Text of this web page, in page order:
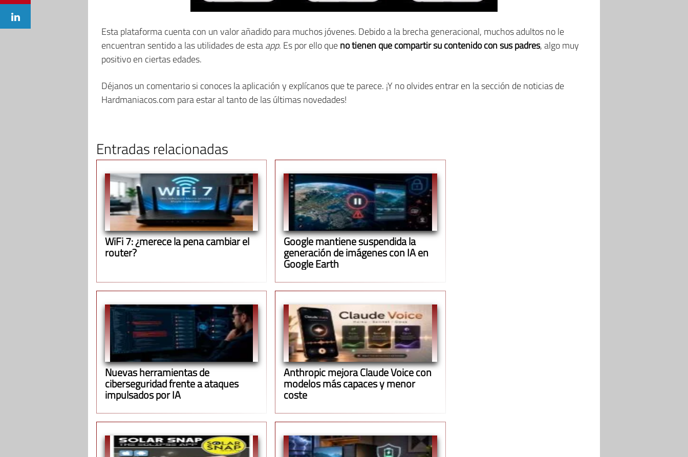
Esta plataforma cuenta con un valor añadido para muchos jóvenes. Debido a la brecha generacional, muchos adultos no le
encuentran sentido a las utilidades de estaapp. Es por ello queno tienen que compartir su contenido con sus padres, algo muy
positivo en ciertas edades.
Déjanos un comentario si conoces la aplicación y explícanos que te parece. ¡Y no olvides entrar en la sección de noticias de
Hardmaniacos.com para estar al tanto de las últimas novedades!
Entradas relacionadas
WiFi 7: ¿merece la pena cambiar el
router?
Google mantiene suspendida la
generación de imágenes con IA en
Google Earth
Nuevas herramientas de
ciberseguridad frente a ataques
impulsados por IA
Anthropic mejora Claude Voice con
modelos más capaces y menor
coste